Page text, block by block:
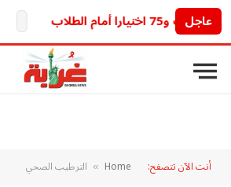
عاجل
أنت الآن تتصفح: Home
» الترطيب الصحي